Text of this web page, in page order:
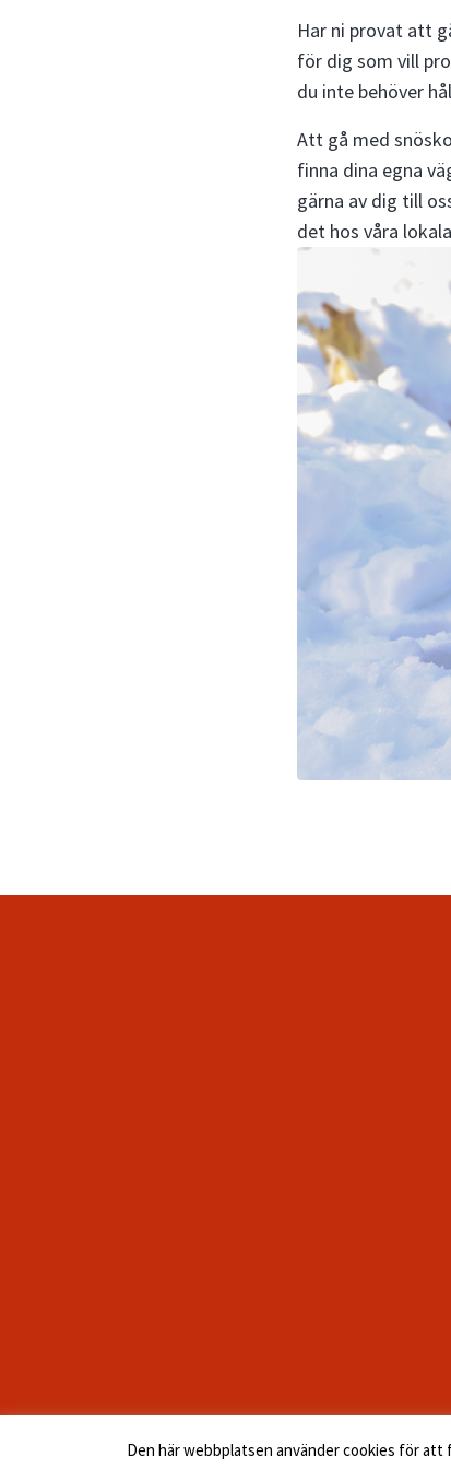
Har ni provat att
för dig som vill
du inte behöver
Att gå med
finna dina egna
gärna av dig till
det hos våra
Den här webbplatsen använder cookies för att